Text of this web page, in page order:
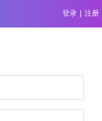
登录 注册